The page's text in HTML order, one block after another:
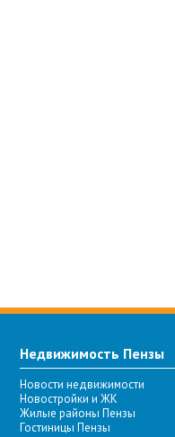
Недвижимость Пензы
Новости недвижимости
Новостройки и ЖК
Жилые районы Пензы
Гостиницы Пензы